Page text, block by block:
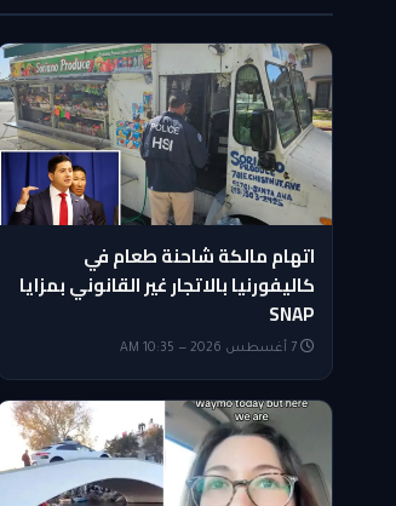
اتهام مالكة شاحنة طعام في
كاليفورنيا بالاتجار غير القانوني بمزايا
SNAP